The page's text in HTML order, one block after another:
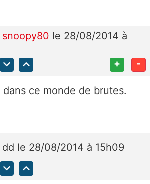
snoopy80 le 28/08/2014 à
+ -
ce monde de brutes.
dd le 28/08/2014 à 15h09